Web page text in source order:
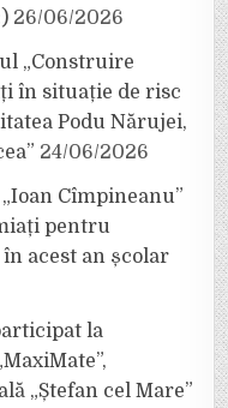
26/06/2026
„Construire
în situație de risc
Podu Nărujei,
24/06/2026
Cîmpineanu”
pentru
acest an școlar
la
„Ștefan cel Mare”